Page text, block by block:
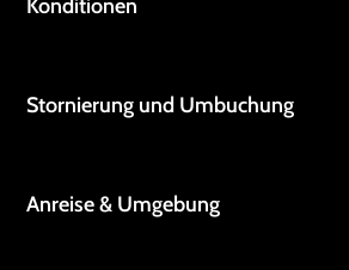
Konditionen
Stornierung und Umbuchung
Anreise & Umgebung